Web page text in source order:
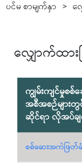
ပင်မ စာမျက်နှာ > လ
လျှောက်ထား
ကျွမ်းကျင်မှုစ
အစီအစဉ်များတွ
ဆိုင်ရာ လိုအပ်ချ
စစ်ဆေးအကဲဖြ